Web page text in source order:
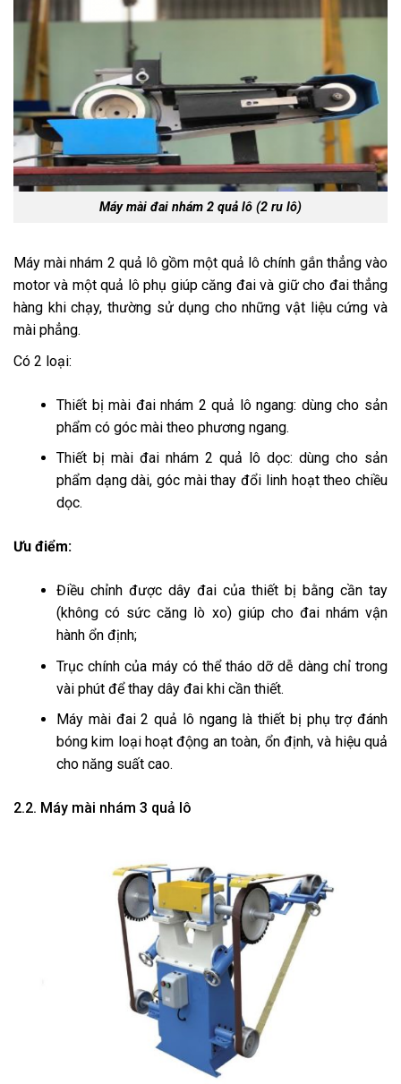
Máy mài đai nhám 2 quả lô (2 ru lô)
Máy mài nhám 2 quả lô gồm một quả lô chính gắn thẳng vào
motor và một quả lô phụ giúp căng đai và giữ cho đai thẳng
hàng khi chạy, thường sử dụng cho những vật liệu cứng và
mài phẳng.
Có 2 loại:
Thiết bị mài đai nhám 2 quả lô ngang: dùng cho sản
phẩm có góc mài theo phương ngang.
Thiết bị mài đai nhám 2 quả lô dọc: dùng cho sản
phẩm dạng dài, góc mài thay đổi linh hoạt theo chiều
dọc.
Ưu điểm:
Điều chỉnh được dây đai của thiết bị bằng cần tay
(không có sức căng lò xo) giúp cho đai nhám vận
hành ổn định;
Trục chính của máy có thể tháo dỡ dễ dàng chỉ trong
vài phút để thay dây đai khi cần thiết.
Máy mài đai 2 quả lô ngang là thiết bị phụ trợ đánh
bóng kim loại hoạt động an toàn, ổn định, và hiệu quả
cho năng suất cao.
2.2. Máy mài nhám 3 quả lô